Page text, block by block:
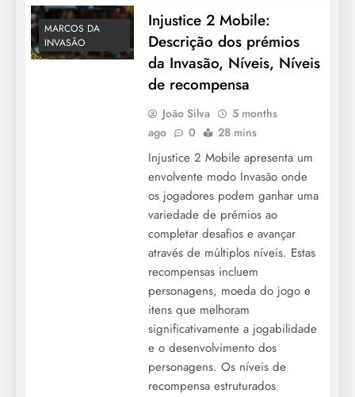
MARCOS DA
INVASÃO
Injustice 2 Mobile:
Descrição dos prémios
da Invasão, Níveis, Níveis
de recompensa
João Silva
5 months
ago
0 28 mins
Injustice 2 Mobile apresenta um
envolvente modo Invasão onde
os jogadores podem ganhar uma
variedade de prémios ao
completar desafios e avançar
através de múltiplos níveis. Estas
recompensas incluem
personagens, moeda do jogo e
itens que melhoram
significativamente a jogabilidade
e o desenvolvimento dos
personagens. Os níveis de
recompensa estruturados